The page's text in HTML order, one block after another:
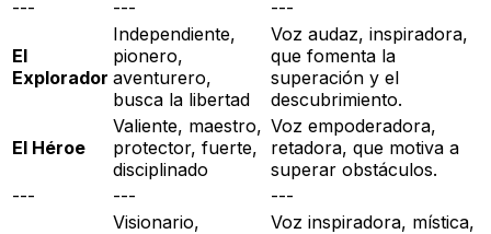
--- --- ---
El
Explorador
Independiente,
pionero,
aventurero,
busca la libertad
Voz audaz, inspiradora,
que fomenta la
superación y el
descubrimiento.
El Héroe
Valiente, maestro,
protector, fuerte,
disciplinado
Voz empoderadora,
retadora, que motiva a
superar obstáculos.
---
--- ---
Visionario,
Voz inspiradora, mística,